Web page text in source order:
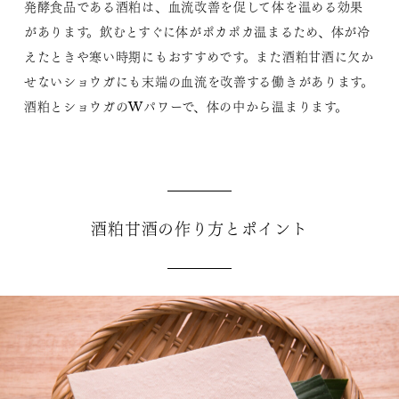
発酵食品である酒粕は、血流改善を促して体を温める効果
があります。飲むとすぐに体がポカポカ温まるため、体が冷
えたときや寒い時期にもおすすめです。また酒粕甘酒に欠か
せないショウガにも末端の血流を改善する働きがあります。
酒粕とショウガのWパワーで、体の中から温まります。
酒粕甘酒の作り方とポイント